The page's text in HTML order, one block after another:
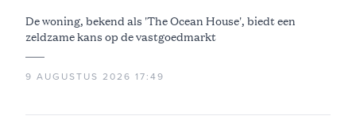
De woning, bekend als 'The Ocean House', biedt een
zeldzame kans op de vastgoedmarkt
9 AUGUSTUS 2026 17:49